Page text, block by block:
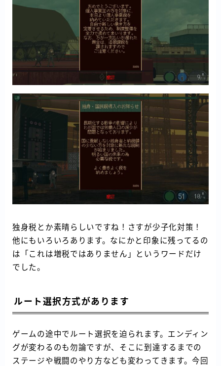
独身税とか素晴らしいですね！さすが少子化対策！
他にもいろいろあります。なにかと印象に残ってるの
は「これは増税ではありません」というワードだけ
でした。
ルート選択方式があります
ゲームの途中でルート選択を迫られます。エンディン
グが変わるのも勿論ですが、そこに到達するまでの
ステージや戦闘のやり方なども変わってきます。今回